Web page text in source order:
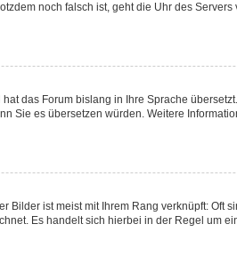
noch falsch ist, geht die Uhr des
das Forum bislang in Ihre Sprache
Sie es übersetzen würden. Weitere
ist meist mit Ihrem Rang verknüpft: Oft
Es handelt sich hierbei in der Regel um